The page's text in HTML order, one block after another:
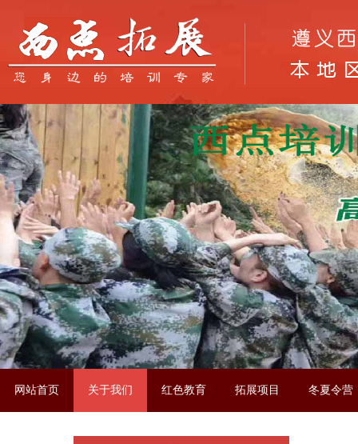
网站首页 关于我们 红色教育 拓展项目 冬夏令营